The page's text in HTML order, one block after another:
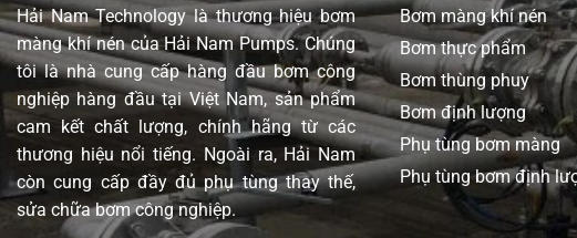
Vật liệu phần trung tâm
Nhựa
Vật liệu màng
FKM
Màng Backup
—
Vật liệu bi
FKM
Vật liệu đế bi
Inox 316
Chất rắn qua bơm tối đa
2.5 mm
Hải Nam Technology là thương hiệu bơm
màng khí nén của Hải Nam Pumps. Chúng
tôi là nhà cung cấp hàng đầu bơm công
nghiệp hàng đầu tại Việt Nam, sản phẩm
cam kết chất lượng, chính hãng từ các
thương hiệu nổi tiếng. Ngoài ra, Hải Nam
còn cung cấp đầy đủ phụ tùng thay thế,
sửa chữa bơm công nghiệp.
Bơm màng khí nén
Bơm thực phẩm
Bơm thùng phuy
Bơm định lượng
Phụ tùng bơm màng
Phụ tùng bơm định